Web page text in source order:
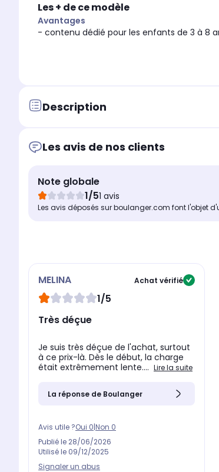
Les + de ce modèle
Avantages
- contenu dédié pour les enfants de 3 à 8
Description
Les avis de nos clients
Note globale
1/51 avis
Les avis déposés sur boulanger.com font l'objet
MELINA Achat vérifié
1/5
Très déçue
Je suis très déçue de l'achat, surtout
à ce prix-là. Dès le début, la charge
était extrêmement lente.... Lire la suite
La réponse de Boulanger
Avis utile ?Oui 0|Non 0
Publié le 28/06/2026
Utilisé le 09/12/2025
Signaler un abus